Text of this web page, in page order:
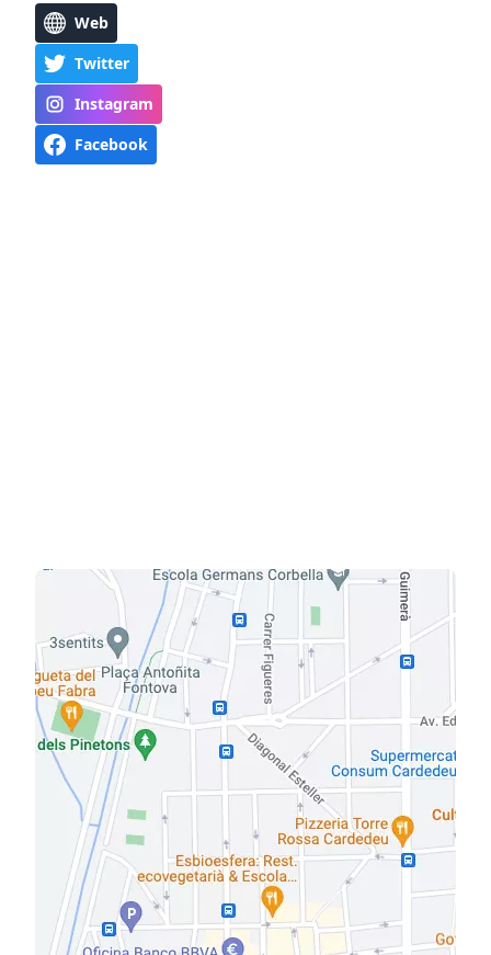
Web
Twitter
Instagram
Facebook